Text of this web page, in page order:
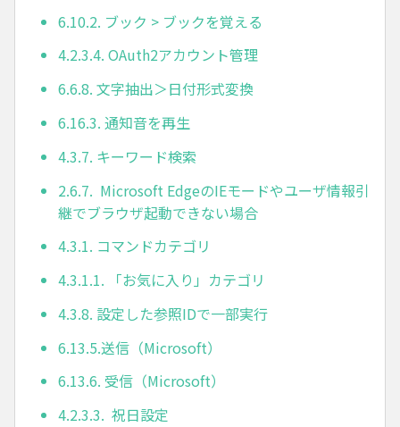
6.10.2. ブック > ブックを覚える
4.2.3.4. OAuth2アカウント管理
6.6.8. 文字抽出＞日付形式変換
6.16.3. 通知音を再生
4.3.7. キーワード検索
2.6.7. Microsoft EdgeのIEモードやユーザ情報引
継でブラウザ起動できない場合
4.3.1. コマンドカテゴリ
4.3.1.1. 「お気に入り」カテゴリ
4.3.8. 設定した参照IDで一部実行
6.13.5.送信（Microsoft）
6.13.6. 受信（Microsoft）
4.2.3.3. 祝日設定